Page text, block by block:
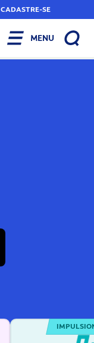
CADASTRE-SE
MENU